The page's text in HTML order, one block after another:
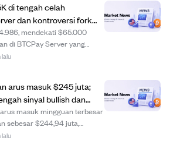
di tengah celah
dan kontroversi fork
mendekati $65.000
di BTCPay Server yang
node Lightning
arus masuk $245 juta;
sinyal bullish dan
AS.
masuk mingguan terbesar
sebesar $244,94 juta,
yang meningkat. Paus